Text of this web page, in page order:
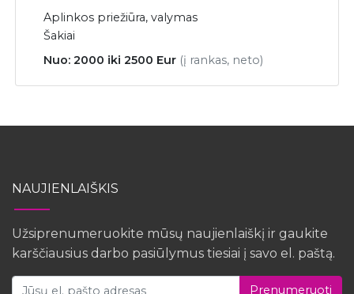
Aplinkos priežiūra, valymas
Šakiai
Nuo: 2000 iki 2500 Eur (į rankas, neto)
NAUJIENLAIŠKIS
Užsiprenumeruokite mūsų naujienlaiškį ir gaukite
karščiausius darbo pasiūlymus tiesiai į savo el. paštą.
Prenumeruoti